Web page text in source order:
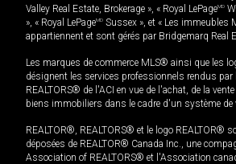
Valley Real Estate, Brokerage », « Royal LePageMD
», « Royal LePageMD Sussex », et « Les immeubles
appartiennent et sont gérés par Bridgemarq Real
Les marques de commerce MLS® ainsi que les
désignent les services professionnels rendus par
REALTORS® de l'ACI en vue de l'achat, de la
biens immobiliers dans le cadre d'un système de
REALTOR®, REALTORS® et le logo REALTOR®
déposées de REALTOR® Canada Inc., une
Association of REALTORS® et l'Association